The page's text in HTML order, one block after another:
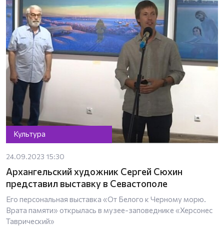
Культура
24.09.2023 15:30
Архангельский художник Сергей Сюхин
представил выставку в Севастополе
Его персональная выставка «От Белого к Черному морю.
Врата памяти» открылась в музее-заповеднике «Херсонес
Таврический»